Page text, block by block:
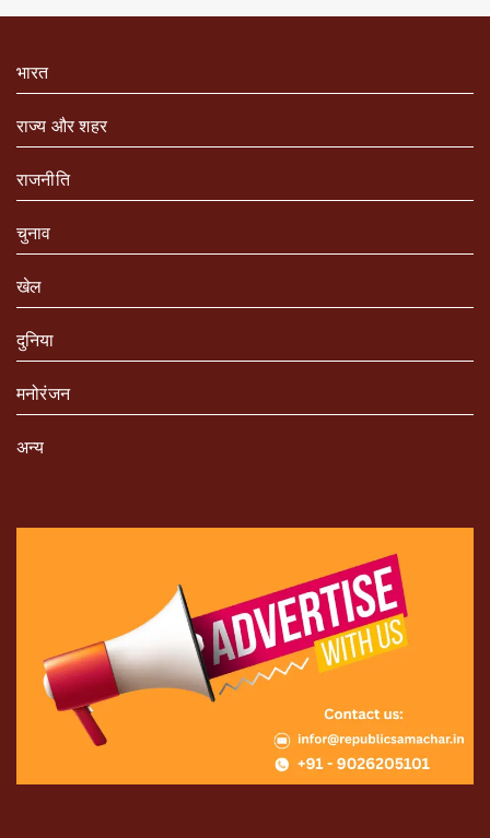
भारत
राज्य और शहर
राजनीति
चुनाव
खेल
दुनिया
मनोरंजन
अन्य